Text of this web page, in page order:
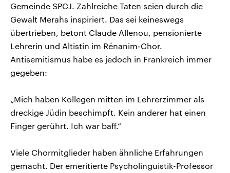
Gemeinde SPCJ. Zahlreiche Taten seien durch die
Gewalt Merahs inspiriert. Das sei keineswegs
übertrieben, betont Claude Allenou, pensionierte
Lehrerin und Altistin im Rénanim-Chor.
Antisemitismus habe es jedoch in Frankreich immer
gegeben:
„Mich haben Kollegen mitten im Lehrerzimmer als
dreckige Jüdin beschimpft. Kein anderer hat einen
Finger gerührt. Ich war baff.“
Viele Chormitglieder haben ähnliche Erfahrungen
gemacht. Der emeritierte Psycholinguistik-Professor